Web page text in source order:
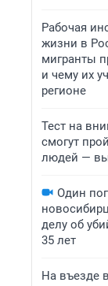
Рабочая
жизни в
мигранты
и чему их
регионе
Тест на
смогут
людей — вы
Один
делу об
35 лет
На въезде